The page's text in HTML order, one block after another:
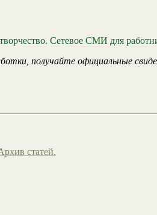
Сетевое СМИ для
получайте официальные
статей.